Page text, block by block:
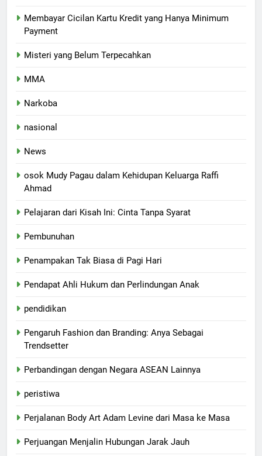
Membayar Cicilan Kartu Kredit yang Hanya Minimum
Payment
Misteri yang Belum Terpecahkan
MMA
Narkoba
nasional
News
osok Mudy Pagau dalam Kehidupan Keluarga Raffi
Ahmad
Pelajaran dari Kisah Ini: Cinta Tanpa Syarat
Pembunuhan
Penampakan Tak Biasa di Pagi Hari
Pendapat Ahli Hukum dan Perlindungan Anak
pendidikan
Pengaruh Fashion dan Branding: Anya Sebagai
Trendsetter
Perbandingan dengan Negara ASEAN Lainnya
peristiwa
Perjalanan Body Art Adam Levine dari Masa ke Masa
Perjuangan Menjalin Hubungan Jarak Jauh